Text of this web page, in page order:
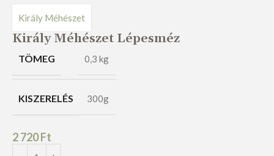
Király Méhészet Lépesméz
Király Méhészet
TÖMEG 0,3 kg
KISZERELÉS 300g
2 720Ft